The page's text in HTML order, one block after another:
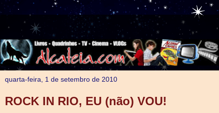
quarta-feira, 1 de setembro de 2010
ROCK IN RIO, EU (não) VOU!